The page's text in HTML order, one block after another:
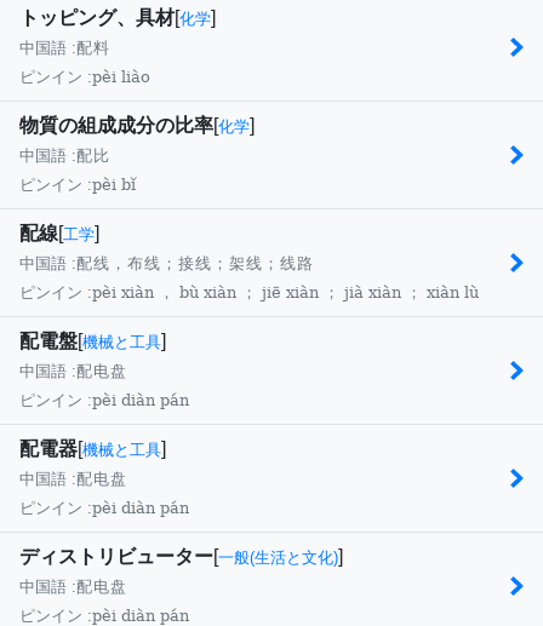
トッピング、具材[化学]
中国語 :配料
ピンイン :pèi liào
物質の組成成分の比率[化学]
中国語 :配比
ピンイン :pèi bǐ
配線[工学]
中国語 :配线，布线；接线；架线；线路
ピンイン :pèi xiàn ， bù xiàn ； jiē xiàn ； jià xiàn ； xiàn lù
配電盤[機械と工具]
中国語 :配电盘
ピンイン :pèi diàn pán
配電器[機械と工具]
中国語 :配电盘
ピンイン :pèi diàn pán
ディストリビューター[一般(生活と文化)]
中国語 :配电盘
ピンイン :pèi diàn pán